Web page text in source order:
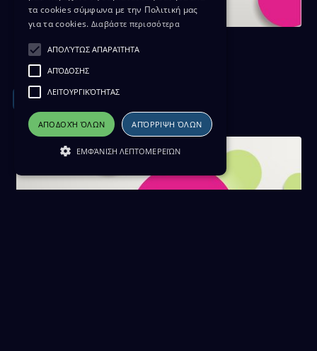
Haberler 06/12/25
06 Δεκεμβρίου 2025
Download
τα cookies σύμφωνα με την Πολιτική μας
για τα cookies. Διαβάστε περισσότερα
ΑΠΟΛΎΤΩΣ ΑΠΑΡΑΊΤΗΤΑ
ΑΠΌΔΟΣΗΣ
ΛΕΙΤΟΥΡΓΙΚΌΤΗΤΑΣ
ΑΠΟΔΟΧΉ ΌΛΩΝ ΑΠΌΡΡΙΨΗ ΌΛΩΝ
ΕΜΦΆΝΙΣΗ ΛΕΠΤΟΜΕΡΕΙΏΝ